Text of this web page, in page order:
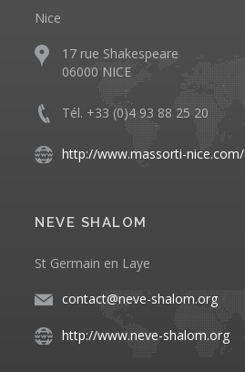
Nice
17 rue Shakespeare
06000 NICE
Tél. +33 (0)4 93 88 25 20
http://www.massorti-nice.com/
NEVE SHALOM
St Germain en Laye
contact@neve-shalom.org
http://www.neve-shalom.org